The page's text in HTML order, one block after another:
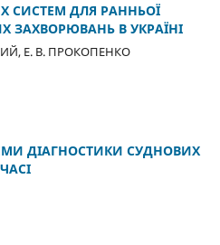
СИСТЕМ ДЛЯ РАННЬОЇ
ЗАХВОРЮВАНЬ В УКРАЇНІ
Е. В. ПРОКОПЕНКО
ДІАГНОСТИКИ СУДНОВИХ